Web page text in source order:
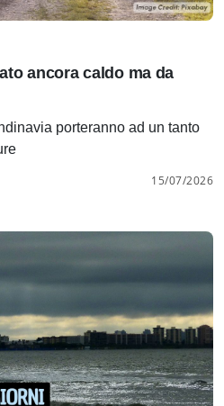
ancora caldo ma da
porteranno ad un tanto
15/07/2026